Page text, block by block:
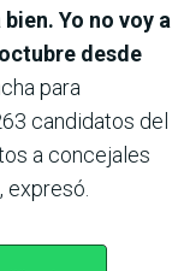
Yo no voy a
desde
para
candidatos del
a concejales
expresó.